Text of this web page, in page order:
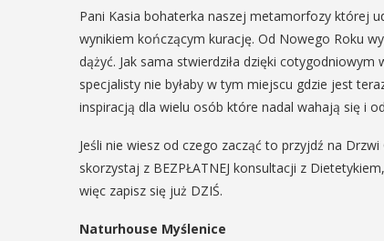
Pani Kasia bohaterka naszej metamorfozy której
wynikiem kończącym kurację. Od Nowego Roku
dążyć. Jak sama stwierdziła dzięki
specjalisty nie byłaby w tym miejscu gdzie jest
inspiracją dla wielu osób które nadal wahają się i
Jeśli nie wiesz od czego zacząć to przyjdź na
skorzystaj z BEZPŁATNEJ konsultacji z
więc zapisz się już DZIŚ.
Naturhouse Myślenice
z
Międzynarodowe
Spotkania z Folklorem
w dniach 13–20 lipca.
festiwalu jest Gmina
wspierana przez Myślenicki
i Sportu oraz Urząd ...
W ostatni weekend
sierpnia w
Wydarzenie
Muzeum